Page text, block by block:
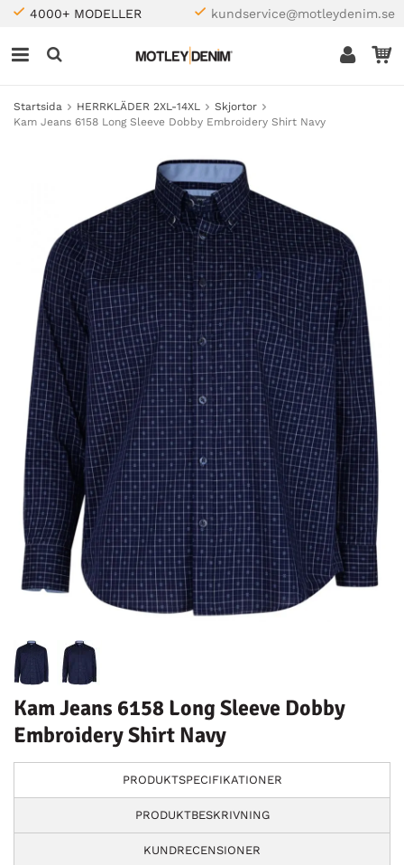
4000+ MODELLER kundservice@motleydenim.se
Startsida HERRKLÄDER 2XL-14XL
Skjortor
Kam Jeans 6158 Long Sleeve Dobby Embroidery Shirt Navy
Kam Jeans 6158 Long Sleeve Dobby
Embroidery Shirt Navy
PRODUKTSPECIFIKATIONER
PRODUKTBESKRIVNING
KUNDRECENSIONER